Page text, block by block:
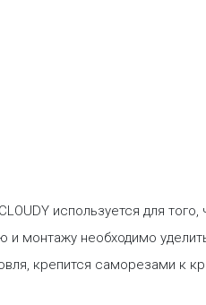
используется для
и монтажу необходимо
крепится саморезами к